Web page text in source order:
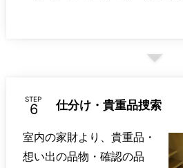
STEP 仕分け・貴重品捜索
室内の家財より、貴重品・
想い出の品物・確認の品